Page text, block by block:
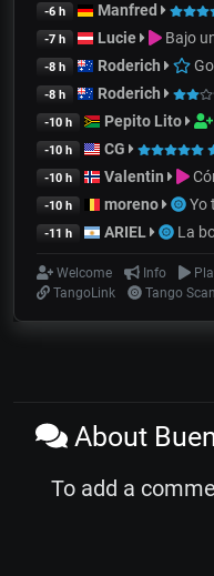
-6 h Manfred
-7 h Lucie Bajo
-8 h Roderich
-8 h Roderich
-10 h Pepito Lito
-10 h CG
-10 h Valentin
-10 h moreno Yo
-11 h ARIEL La
Welcome Info
TangoLink
Tango Scan
About
To add a